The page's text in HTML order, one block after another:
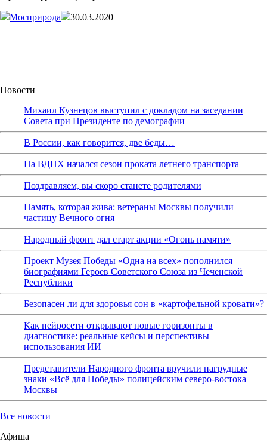
Мосприрода 30.03.2020
Новости
Михаил Кузнецов выступил с докладом на заседании
Совета при Президенте по демографии
В России, как говорится, две беды…
На ВДНХ начался сезон проката летнего транспорта
Поздравляем, вы скоро станете родителями
Память, которая жива: ветераны Москвы получили
частицу Вечного огня
Народный фронт дал старт акции «Огонь памяти»
Проект Музея Победы «Одна на всех» пополнился
биографиями Героев Советского Союза из Чеченской
Республики
Безопасен ли для здоровья сон в «картофельной кровати»?
Как нейросети открывают новые горизонты в
диагностике: реальные кейсы и перспективы
использования ИИ
Представители Народного фронта вручили нагрудные
знаки «Всё для Победы» полицейским северо-востока
Москвы
Все новости
Афиша